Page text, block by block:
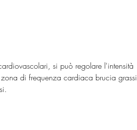
di frequenza cardiaca brucia grassi